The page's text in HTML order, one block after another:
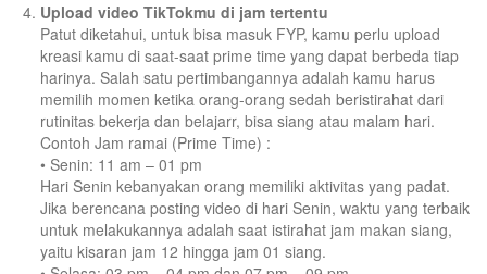
Upload video TikTokmu di jam tertentu
Patut diketahui, untuk bisa masuk FYP, kamu perlu upload
kreasi kamu di saat-saat prime time yang dapat berbeda tiap
harinya. Salah satu pertimbangannya adalah kamu harus
memilih momen ketika orang-orang sedah beristirahat dari
rutinitas bekerja dan belajarr, bisa siang atau malam hari.
Contoh Jam ramai (Prime Time) :
• Senin: 11 am – 01 pm
Hari Senin kebanyakan orang memiliki aktivitas yang padat.
Jika berencana posting video di hari Senin, waktu yang terbaik
untuk melakukannya adalah saat istirahat jam makan siang,
yaitu kisaran jam 12 hingga jam 01 siang.